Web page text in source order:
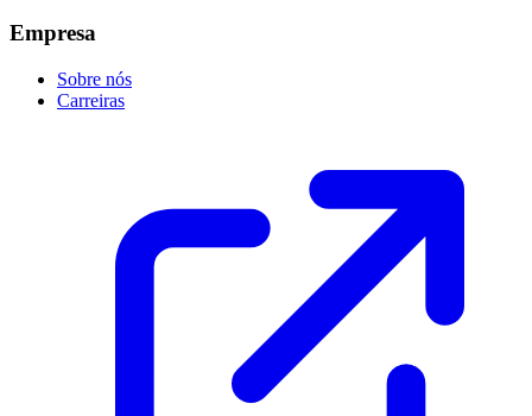
Empresa
Sobre nós
Carreiras